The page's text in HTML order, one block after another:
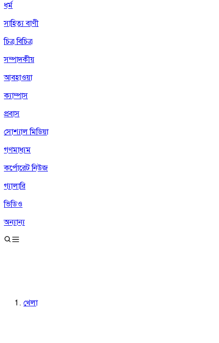
ধর্ম
সাহিত্য বাণী
চিত্র বিচিত্র
সম্পাদকীয়
আবহাওয়া
ক্যাম্পাস
প্রবাস
সোশ্যাল মিডিয়া
গণমাধ্যম
কর্পোরেট নিউজ
গ্যালারি
ভিডিও
অন্যান্য
খেলা